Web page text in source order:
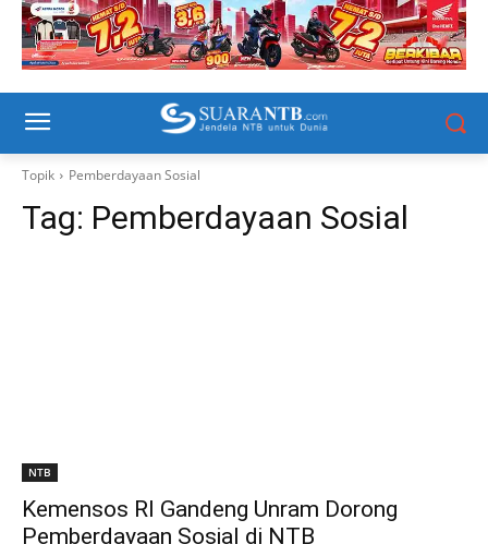
Topik Pemberdayaan Sosial
Tag: Pemberdayaan Sosial
NTB
Kemensos RI Gandeng Unram Dorong
Pemberdayaan Sosial di NTB